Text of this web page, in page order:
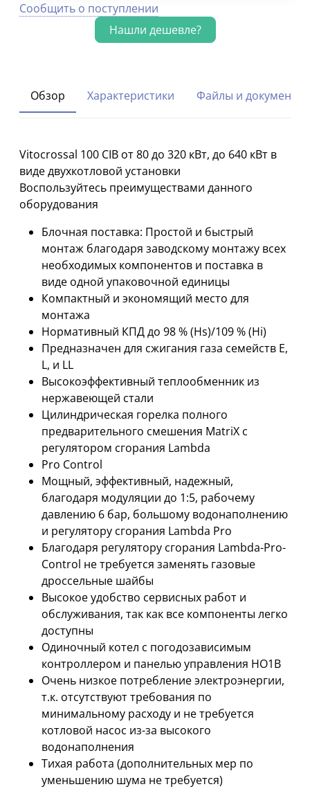
Сообщить о поступлении
Обзор Характеристики Файлы и документы
Vitocrossal 100 CIB от 80 до 320 кВт, до 640 кВт в
виде двухкотловой установки
Воспользуйтесь преимуществами данного
оборудования
Блочная поставка: Простой и быстрый
монтаж благодаря заводскому монтажу всех
необходимых компонентов и поставка в
виде одной упаковочной единицы
Компактный и экономящий место для
монтажа
Нормативный КПД до 98 % (Hs)/109 % (Hi)
Предназначен для сжигания газа семейств E,
L, и LL
Высокоэффективный теплообменник из
нержавеющей стали
Цилиндрическая горелка полного
предварительного смешения MatriX с
регулятором сгорания Lambda
Pro Control
Мощный, эффективный, надежный,
благодаря модуляции до 1:5, рабочему
давлению 6 бар, большому водонаполнению
и регулятору сгорания Lambda Pro
Благодаря регулятору сгорания Lambda-Pro-
Control не требуется заменять газовые
дроссельные шайбы
Высокое удобство сервисных работ и
обслуживания, так как все компоненты легко
доступны
Одиночный котел с погодозависимым
контроллером и панелью управления HO1B
Очень низкое потребление электроэнергии,
т.к. отсутствуют требования по
минимальному расходу и не требуется
котловой насос из-за высокого
водонаполнения
Тихая работа (дополнительных мер по
уменьшению шума не требуется)